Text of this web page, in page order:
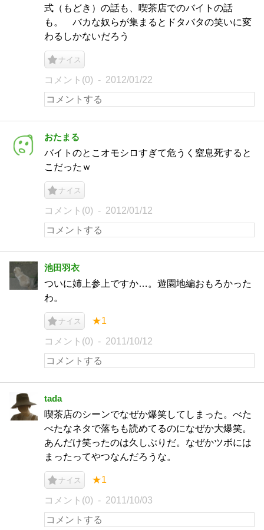
式（もどき）の話も、喫茶店でのバイトの話
も。 バカな奴らが集まるとドタバタの笑いに変
わるしかないだろう
ナイス
コメント(0) 2012/01/22
おたまる
バイトのとこオモシロすぎて危うく窒息死すると
こだったｗ
ナイス
コメント(0) 2012/01/12
池田羽衣
ついに姉上参上ですか…。遊園地編おもろかった
わ。
ナイス ★1
コメント(0) 2011/10/12
tada
喫茶店のシーンでなぜか爆笑してしまった。べた
べたなネタで落ちも読めてるのになぜか大爆笑。
あんだけ笑ったのは久しぶりだ。なぜかツボには
まったってやつなんだろうな。
ナイス ★1
コメント(0) 2011/10/03